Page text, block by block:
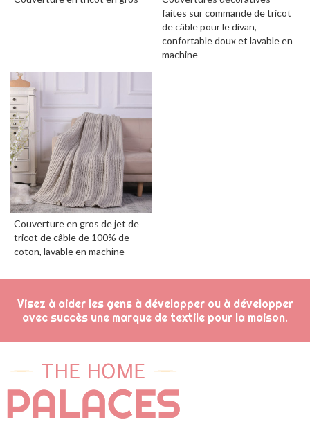
faites sur commande de tricot
de câble pour le divan,
confortable doux et lavable en
machine
Couverture en gros de jet de
tricot de câble de 100% de
coton, lavable en machine
Visez à aider les gens à développer ou à développer
avec succès une marque de textile pour la maison.